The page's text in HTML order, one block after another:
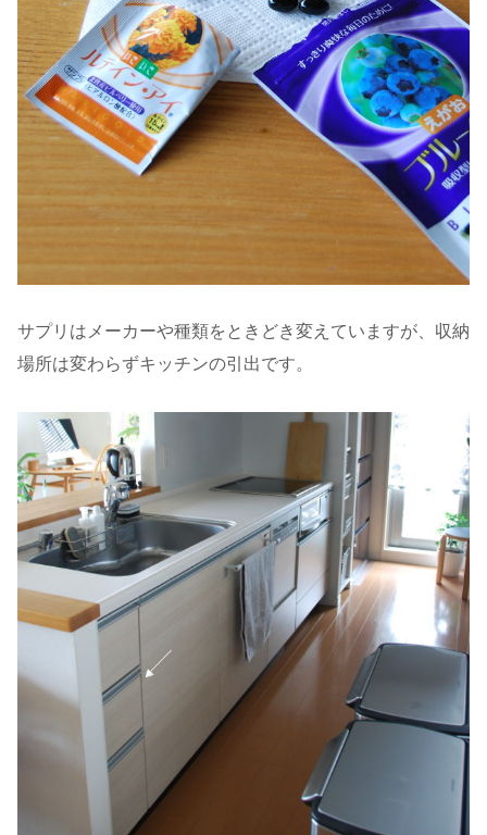
サプリはメーカーや種類をときどき変えていますが、収納
場所は変わらずキッチンの引出です。